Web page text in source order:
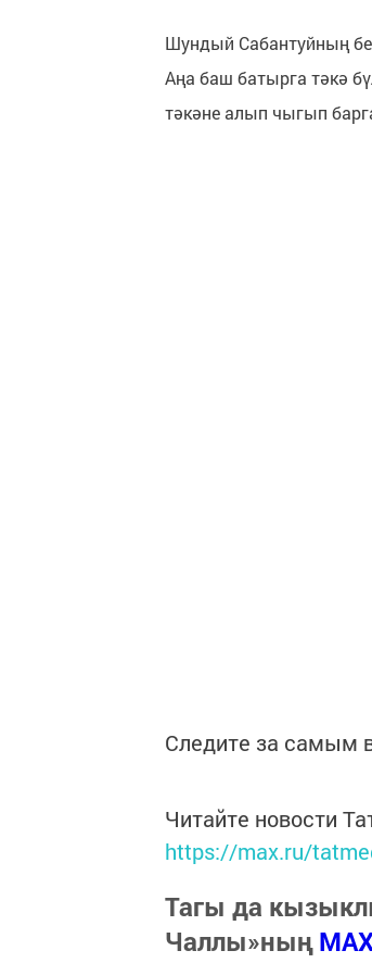
Шундый Сабантуйның
Аңа баш батырга тәкә
тәкәне алып чыгып
Следите за самым
Читайте новости
https://max.ru/
Тагы да
Чаллы»ның